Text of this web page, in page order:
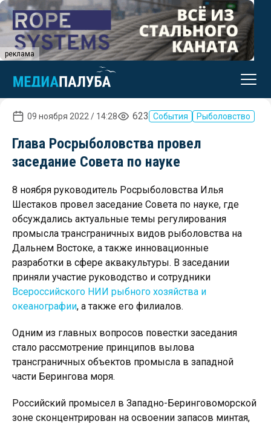
реклама
09 ноября 2022 / 14:28 623 События Рыболовство
Глава Росрыболовства провел
заседание Совета по науке
8 ноября руководитель Росрыболовства Илья
Шестаков провел заседание Совета по науке, где
обсуждались актуальные темы регулирования
промысла трансграничных видов рыболовства на
Дальнем Востоке, а также инновационные
разработки в сфере аквакультуры. В заседании
приняли участие руководство и сотрудники
Всероссийского НИИ рыбного хозяйства и
океанографии, а также его филиалов.
Одним из главных вопросов повестки заседания
стало рассмотрение принципов вылова
трансграничных объектов промысла в западной
части Берингова моря.
Российский промысел в Западно-Беринговоморской
зоне сконцентрирован на освоении запасов минтая,